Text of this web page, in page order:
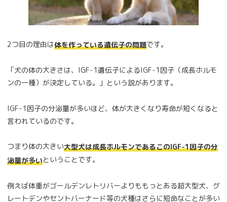
2つ目の理由は体を作っている遺伝子の問題です。
「犬の体の大きさは、IGF-1遺伝子によるIGF-1因子（成長ホルモ
ンの一種）が決定している。」という説があります。
IGF-1因子の分泌量が多いほど、体が大きくなり寿命が短くなると
言われているのです。
つまり体の大きい大型犬は成長ホルモンであるこのIGF-1因子の分
泌量が多いということです。
例えば体重がゴールデンレトリバーよりももっとある超大型犬、グ
レートデンやセントバーナード等の犬種はさらに短命なことが多い